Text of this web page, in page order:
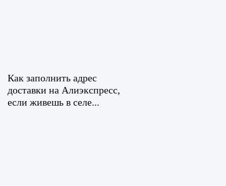
Как заполнить адрес
доставки на Алиэкспресс,
если живешь в селе...